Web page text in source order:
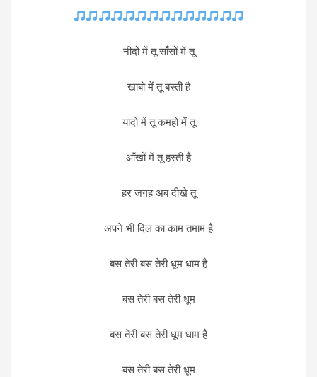
नींदों में तू साँसों में तू
खाबो में तू बस्ती है
यादो में तू कमहो में तू
आँखों में तू हस्ती है
हर जगह अब दीखे तू
अपने भी दिल का काम तमाम है
बस तेरी बस तेरी धूम धाम है
बस तेरी बस तेरी धूम
बस तेरी बस तेरी धूम धाम है
बस तेरी बस तेरी धूम